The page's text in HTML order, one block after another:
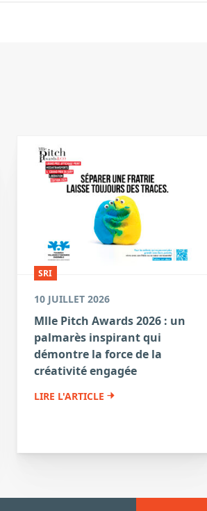
SRI
10 JUILLET 2026
Mlle Pitch Awards 2026 : un
palmarès inspirant qui
démontre la force de la
créativité engagée
LIRE L'ARTICLE